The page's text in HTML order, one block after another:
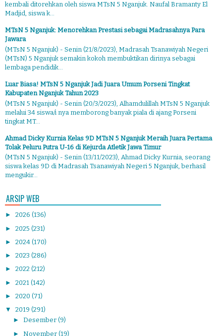
kembali ditorehkan oleh siswa MTsN 5 Nganjuk. Naufal Bramanty El
Madjid, siswa k...
MTsN 5 Nganjuk: Menorehkan Prestasi sebagai Madrasahnya Para
Jawara
(MTsN 5 Nganjuk) - Senin (21/8/2023), Madrasah Tsanawiyah Negeri
(MTsN) 5 Nganjuk semakin kokoh membuktikan dirinya sebagai
lembaga pendidik...
Luar Biasa! MTsN 5 Nganjuk Jadi Juara Umum Porseni Tingkat
Kabupaten Nganjuk Tahun 2023
(MTsN 5 Nganjuk) - Senin (20/3/2023), Alhamdulillah MTsN 5 Nganjuk
melalui 34 siswa/i nya memborong banyak piala di ajang Porseni
tingkat MT...
Ahmad Dicky Kurnia Kelas 9D MTsN 5 Nganjuk Meraih Juara Pertama
Tolak Peluru Putra U-16 di Kejurda Atletik Jawa Timur
(MTsN 5 Nganjuk) - Senin (13/11/2023), Ahmad Dicky Kurnia, seorang
siswa kelas 9D di Madrasah Tsanawiyah Negeri 5 Nganjuk, berhasil
mengukir...
ARSIP WEB
► 2026 (136)
► 2025 (231)
► 2024 (170)
► 2023 (286)
► 2022 (212)
► 2021 (142)
► 2020 (71)
▼ 2019 (291)
► Desember (9)
► November (19)